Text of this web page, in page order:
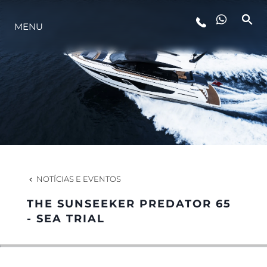
ESTILO DE VIDA
INOVAÇÃO
EMPRESA
MENU
NOTÍCIAS E EVENTOS
THE SUNSEEKER PREDATOR 65
- SEA TRIAL